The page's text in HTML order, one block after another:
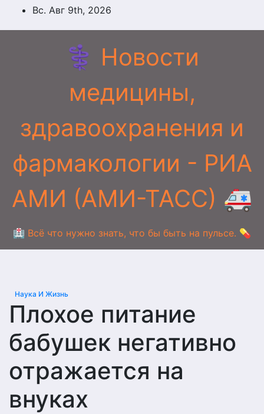
ПерейтиВс. Авг 9th, 2026
⚕️ Новости
медицины,
здравоохранения и
фармакологии - РИА
АМИ (АМИ-ТАСС) 🚑
🏥 Всё что нужно знать, что бы быть на пульсе. 💊
Наука И Жизнь
Плохое питание
бабушек негативно
отражается на
внуках